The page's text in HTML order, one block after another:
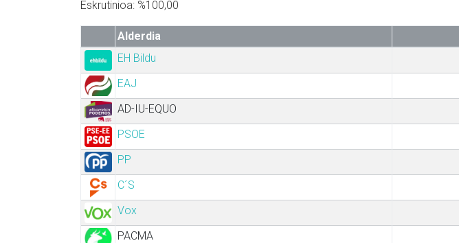
Eskrutinioa: %100,00
Alderdia
EH Bildu
EAJ
AD-IU-EQUO
PSOE
PP
C´S
Vox
PACMA